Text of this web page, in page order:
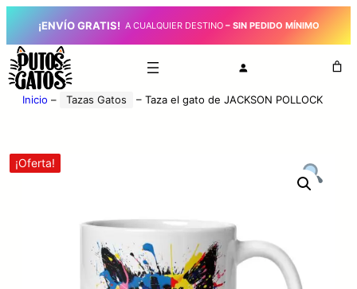
¡ENVÍO GRATIS! A CUALQUIER DESTINO– SIN PEDIDO MÍNIMO
Inicio – Tazas Gatos – Taza el gato de JACKSON POLLOCK
¡Oferta!